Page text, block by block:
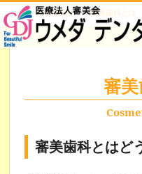
ホーム ＞医院案内 ＞ 審美歯科とは
審
審美歯科とはど